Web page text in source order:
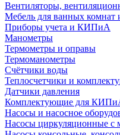
Вентиляторы,
Мебель для ванных комнат
Приборы учета и КИПиА
Манометры
Термометры и оправы
Термоманометры
Счётчики воды
Теплосчетчики и
Датчики давления
Комплектующие для
Насосы и насосное
Насосы циркуляционные с